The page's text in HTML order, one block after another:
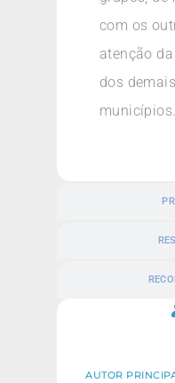
com os
atenção
dos
municípios.
AUTOR